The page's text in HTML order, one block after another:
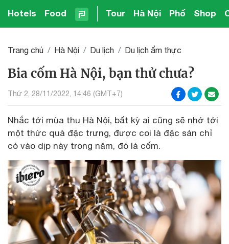
Hotels Food Tour Hà Nội Phố Shop
Trang chủ Hà Nội Du lịch Du lịch ẩm thực
Bia cốm Hà Nội, bạn thử chưa?
Thứ 2, 28/11/2022, 14:46 (GMT+7)
Nhắc tới mùa thu Hà Nội, bất kỳ ai cũng sẽ nhớ tới
một thức quà đặc trưng, được coi là đặc sản chỉ
có vào dịp này trong năm, đó là cốm.